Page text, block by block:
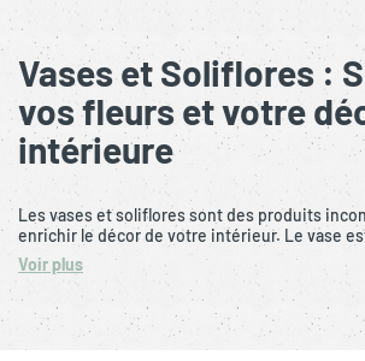
Vases et Soliflores :
vos fleurs et votre
intérieure
Les vases et soliflores sont des produits
enrichir le décor de votre intérieur. Le vase
Voir plus